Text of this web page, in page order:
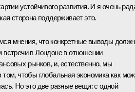
устойчивого развития. И я очень
сторона поддерживает это.
мнения, что конкретные выводы
встречи в Лондоне в отношении
рынков, и, естественно, мы
том, чтобы глобальная экономика как
Но это две разные вещи: с одной